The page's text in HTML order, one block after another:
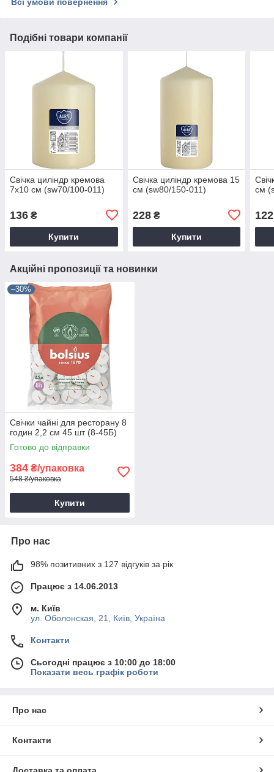
Подібні товари компанії
Свічка циліндр кремова
7х10 см (sw70/100-011)
136 ₴
Купити
Свічка циліндр кремова 15
см (sw80/150-011)
228₴
Купити
см
122
Акційні пропозиції та новинки
–30%
Свічки чайні для ресторану 8
годин 2,2 см 45 шт (8-45Б)
Готово до відправки
384 ₴/упаковка
548 ₴/упаковка
Купити
Про нас
98% позитивних з 127 відгуків за рік
Працює з 14.06.2013
м. Київ
ул. Оболонская, 21, Київ, Україна
Контакти
Сьогодні працює з 10:00 до 18:00
Показати весь графік роботи
Про нас
Контакти
Доставка та оплата